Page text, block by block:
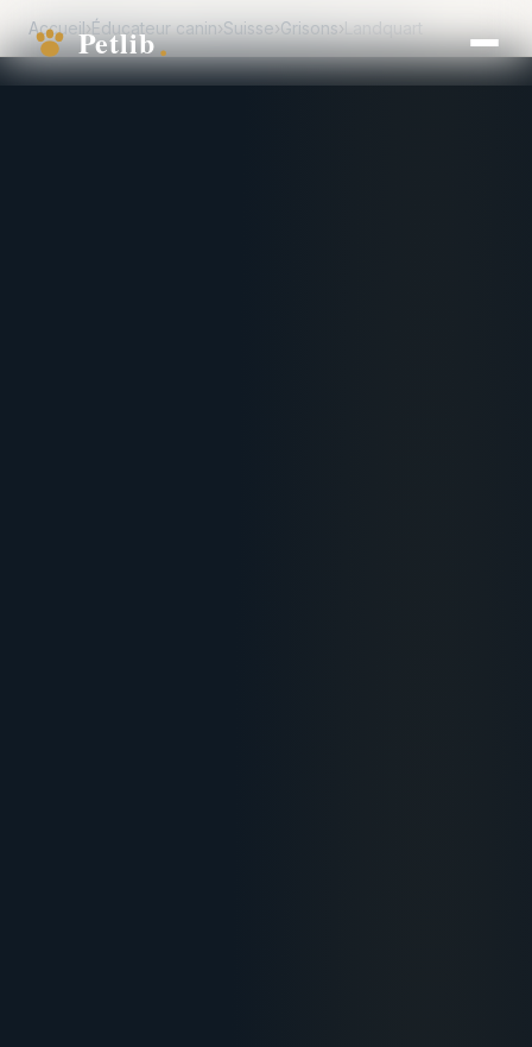
Accueil›Éducateur canin›Suisse›Grisons›Landquart